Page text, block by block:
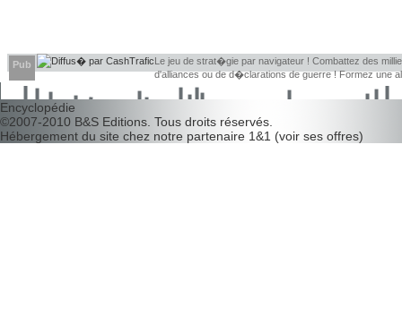
Pub
Le jeu de strat�gie par navigateur ! Combattez des
d'alliances ou de d�clarations de guerre ! Formez une
d�couvrir leurs faiblesses !
Encyclopédie
©2007-2010 B&S Editions . Tous droits réservés.
Hébergement du site chez notre partenaire 1&1 (voir ses offres)